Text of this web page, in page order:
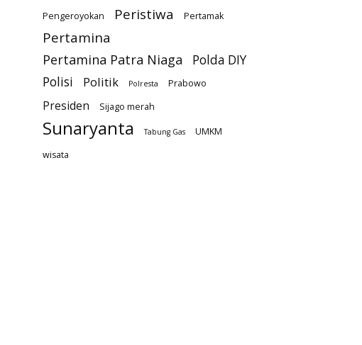
Pengeroyokan Peristiwa Pertamak
Pertamina
Pertamina Patra Niaga
Polda DIY
Polisi
Politik Polresta Prabowo
Presiden Sijago merah
Sunaryanta Tabung Gas
UMKM
wisata